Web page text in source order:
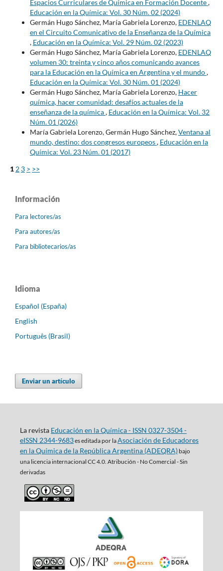
Espacios Curriculares de Química en Formación Docente,
Educación en la Química: Vol. 30 Núm. 02 (2024)
Germán Hugo Sánchez, María Gabriela Lorenzo, EDENLAQ
en el Circuito Comunicativo de la Enseñanza de la Química
, Educación en la Química: Vol. 29 Núm. 02 (2023)
Germán Hugo Sánchez, María Gabriela Lorenzo, EDENLAQ
volumen 30: treinta y cinco años comunicando avances
para la Educación en la Química en Argentina y el mundo,
Educación en la Química: Vol. 30 Núm. 01 (2024)
Germán Hugo Sánchez, María Gabriela Lorenzo, Hacer
química, hacer comunidad: desafíos actuales de la
enseñanza de la química, Educación en la Química: Vol. 32
Núm. 01 (2026)
María Gabriela Lorenzo, Germán Hugo Sánchez,Ventana al
mundo, destino: dos congresos europeos, Educación en la
Química: Vol. 23 Núm. 01 (2017)
1 2 3 > >>
Información
Para lectores/as
Para autores/as
Para bibliotecarios/as
Idioma
Español (España)
English
Português (Brasil)
Enviar un artículo
La revista Educación en la Química - ISSN 0327-3504 -
eISSN 2344-9683es editada por laAsociación de Educadores
en la Química de la República Argentina (ADEQRA)bajo
una licencia internacional CC 4.0. Atribución - No Comercial - Sin
derivadas